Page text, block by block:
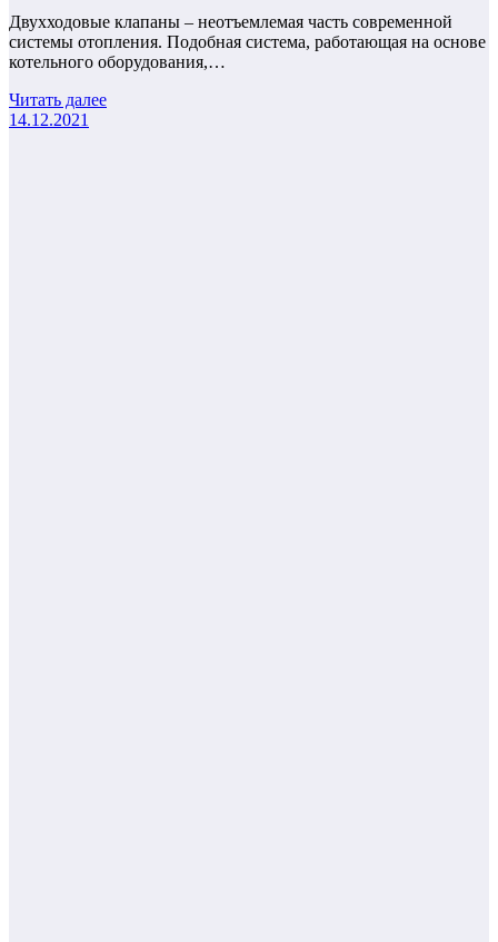
Двухходовые клапаны – неотъемлемая часть современной
системы отопления. Подобная система, работающая на основе
котельного оборудования,…
Читать далее
14.12.2021